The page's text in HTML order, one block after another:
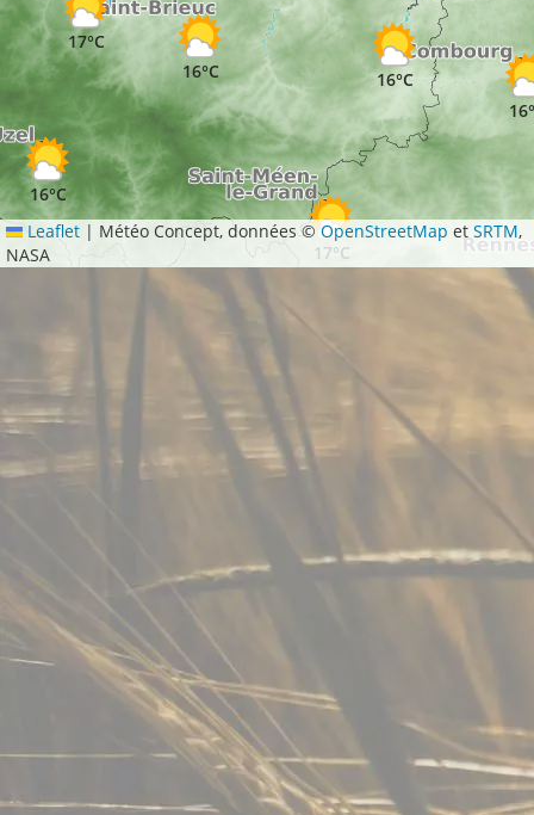
19°C
19°C
21°C
16°C
16°C
17°C
16°C
17°C
22°C
Leaflet | Météo Concept, données ©OpenStreetMap etSRTM,
NASA